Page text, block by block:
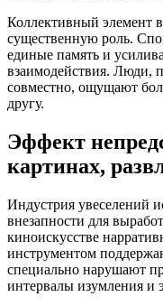
Коллективный элемент
существенную роль.
единые память и
взаимодействия. Люди,
совместно, ощущают
другу.
Эффект
картинах,
Индустрия увеселений
внезапности для
киноискусстве
инструментом
специально нарушают
интервалы изумления и